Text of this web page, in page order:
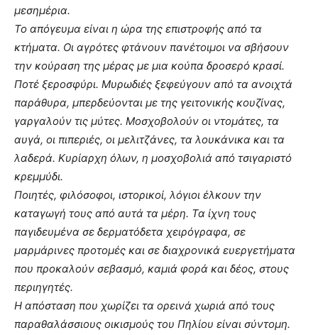
μεσημέρια.
Το απόγευμα είναι η ώρα της επιστροφής από τα
κτήματα. Οι αγρότες φτάνουν πανέτοιμοι να σβήσουν
την κούραση της μέρας με μια κούπα δροσερό κρασί.
Ποτέ ξεροσφύρι. Μυρωδιές ξεφεύγουν από τα ανοιχτά
παράθυρα, μπερδεύονται με της γειτονικής κουζίνας,
γαργαλούν τις μύτες. Μοσχοβολούν οι ντομάτες, τα
αυγά, οι πιπεριές, οι μελιτζάνες, τα λουκάνικα και τα
λαδερά. Κυρίαρχη όλων, η μοσχοβολιά από τσιγαριστό
κρεμμύδι.
Ποιητές, φιλόσοφοι, ιστορικοί, λόγιοι έλκουν την
καταγωγή τους από αυτά τα μέρη. Τα ίχνη τους
παγιδευμένα σε δερματόδετα χειρόγραφα, σε
μαρμάρινες προτομές και σε διαχρονικά ευεργετήματα
που προκαλούν σεβασμό, καμιά φορά και δέος, στους
περιηγητές.
Η απόσταση που χωρίζει τα ορεινά χωριά από τους
παραθαλάσσιους οικισμούς του Πηλίου είναι σύντομη.